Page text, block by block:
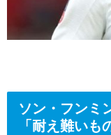
ソン・フンミ
「耐え難いも